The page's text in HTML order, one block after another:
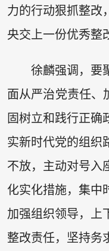
力的行动狠抓整改
央交上一份优秀整
徐麟强调，要
面从严治党责任、
固树立和践行正确
实新时代党的组织
不放，主动对号入
化实化措施，集中
加强组织领导，上
整改责任，坚持务